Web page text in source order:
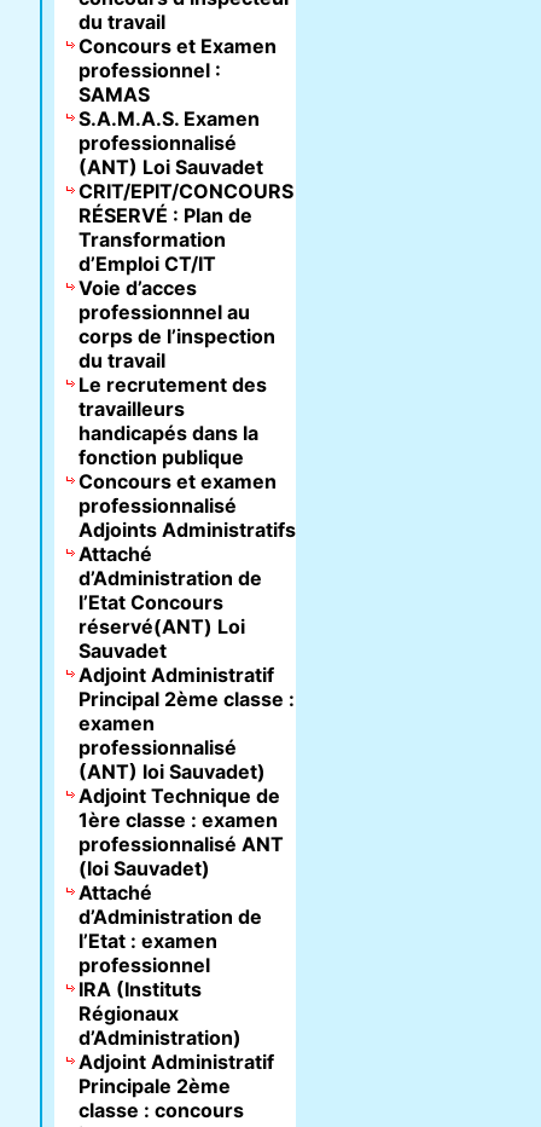
du travail
Concours et Examen
professionnel :
SAMAS
S.A.M.A.S. Examen
professionnalisé
(ANT) Loi Sauvadet
CRIT/EPIT/CONCOURS
RÉSERVÉ : Plan de
Transformation
d’Emploi CT/IT
Voie d’acces
professionnnel au
corps de l’inspection
du travail
Le recrutement des
travailleurs
handicapés dans la
fonction publique
Concours et examen
professionnalisé
Adjoints Administratifs
Attaché
d’Administration de
l’Etat Concours
réservé(ANT) Loi
Sauvadet
Adjoint Administratif
Principal 2ème classe :
examen
professionnalisé
(ANT) loi Sauvadet)
Adjoint Technique de
1ère classe : examen
professionnalisé ANT
(loi Sauvadet)
Attaché
d’Administration de
l’Etat : examen
professionnel
IRA (Instituts
Régionaux
d’Administration)
Adjoint Administratif
Principale 2ème
classe : concours